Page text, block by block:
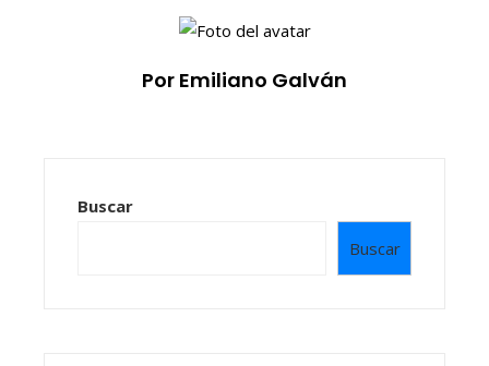
Por Emiliano Galván
Buscar
Buscar